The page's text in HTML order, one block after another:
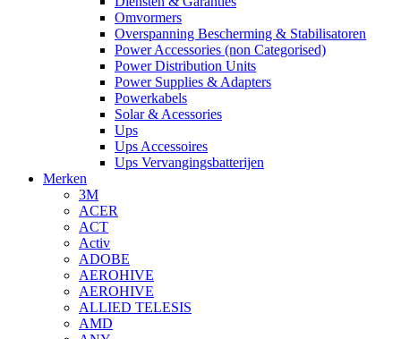
Omvormers
Overspanning Bescherming & Stabilisatoren
Power Accessories (non Categorised)
Power Distribution Units
Power Supplies & Adapters
Powerkabels
Solar & Acessories
Ups
Ups Accessoires
Ups Vervangingsbatterijen
Merken
3M
ACER
ACT
Activ
ADOBE
AEROHIVE
AEROHIVE
ALLIED TELESIS
AMD